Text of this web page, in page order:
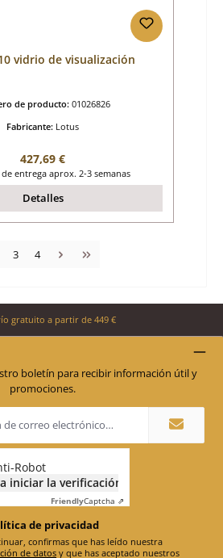
vidrio de visualización
de producto: 01026826
Fabricante: Lotus
Precio normal:
427,69 €
entrega aprox. 2-3 semanas
Detalles
Página
3 Página
4
gratuito a partir de 449 €
boletín para recibir información útil y
promociones.
Robot
iniciar la verificación
FriendlyCaptcha ⇗
de privacidad
de datos